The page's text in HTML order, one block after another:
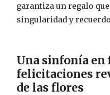
garantiza un regalo
singularidad y
Una sinfonía en
felicitaciones
de las flores